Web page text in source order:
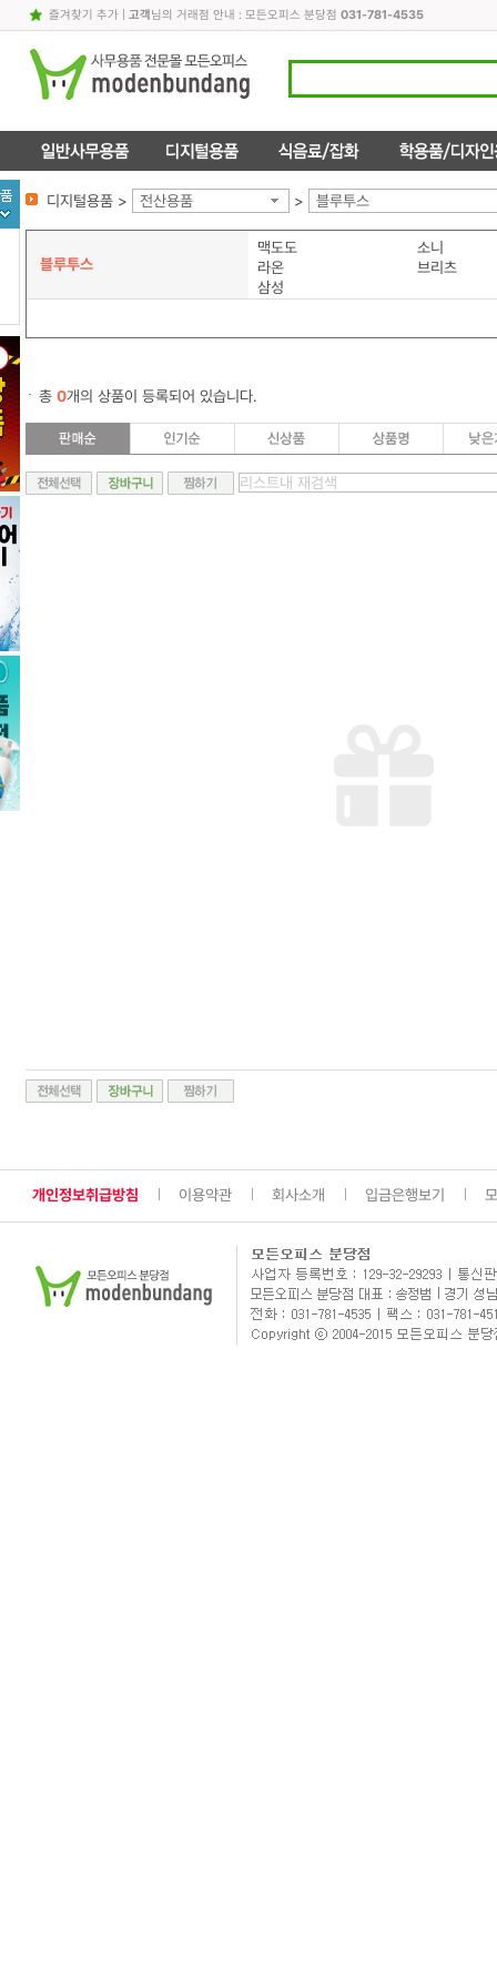
즐겨찾기 추가| 고객님의 거래점 안내 : 모든오피스 분당점 031-781-4535
디지털용품 > 전산용품 > 블루투스
블루투스
맥도도
소니
라온
브리츠
삼성
총 0개의 상품이 등록되어 있습니다.
개인정보취급방침 이용약관 회사소개 입금은행보기